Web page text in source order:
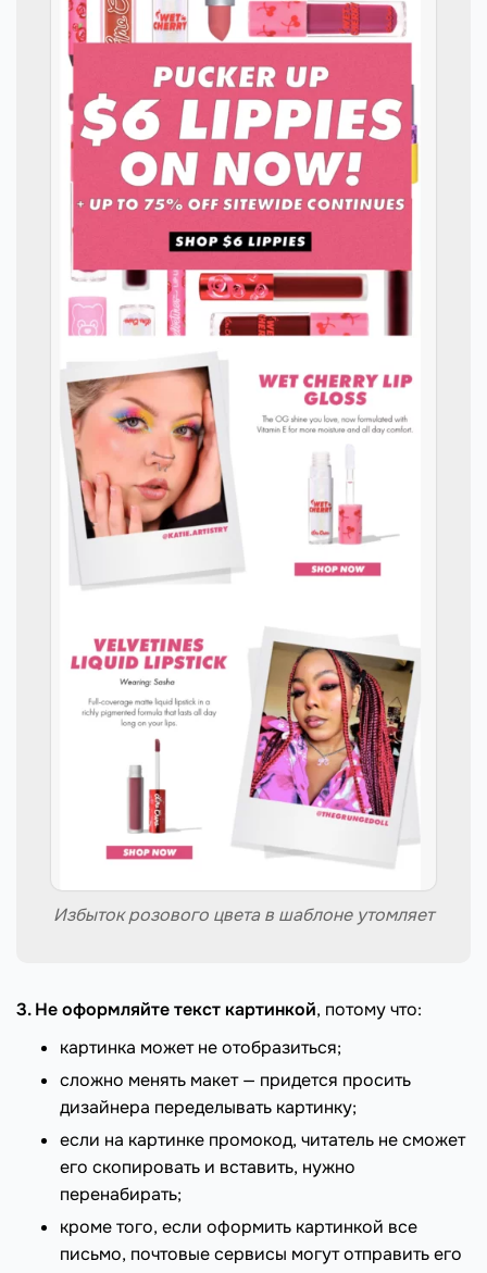
Избыток розового цвета в шаблоне утомляет
3. Не оформляйте текст картинкой, потому что:
картинка может не отобразиться;
сложно менять макет — придется просить
дизайнера переделывать картинку;
если на картинке промокод, читатель не сможет
его скопировать и вставить, нужно
перенабирать;
кроме того, если оформить картинкой все
письмо, почтовые сервисы могут отправить его